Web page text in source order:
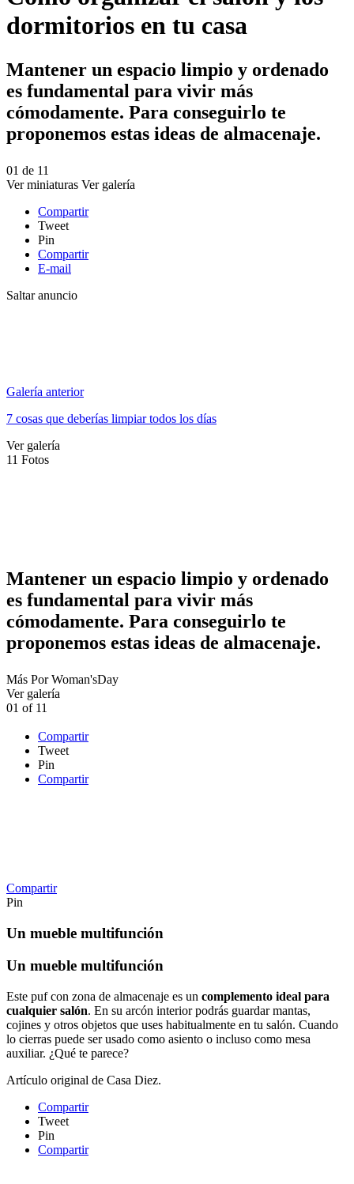
dormitorios en tu casa
Mantener un espacio limpio y ordenado
es fundamental para vivir más
cómodamente. Para conseguirlo te
proponemos estas ideas de almacenaje.
01 de 11
Ver miniaturas Ver galería
Compartir
Tweet
Pin
Compartir
E-mail
Saltar anuncio
Galería anterior
7 cosas que deberías limpiar todos los días
Ver galería
11 Fotos
Mantener un espacio limpio y ordenado
es fundamental para vivir más
cómodamente. Para conseguirlo te
proponemos estas ideas de almacenaje.
Más PorWoman'sDay
Ver galería
01 of 11
Compartir
Tweet
Pin
Compartir
Compartir
Pin
Un mueble multifunción
Un mueble multifunción
Este puf con zona de almacenaje es un complemento ideal para
cualquier salón. En su arcón interior podrás guardar mantas,
cojines y otros objetos que uses habitualmente en tu salón. Cuando
lo cierras puede ser usado como asiento o incluso como mesa
auxiliar. ¿Qué te parece?
Artículo original de Casa Diez.
Compartir
Tweet
Pin
Compartir